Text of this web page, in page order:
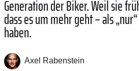
Generation der Biker. Weil sie
dass es um mehr geht – als
haben.
Axel Rabenstein